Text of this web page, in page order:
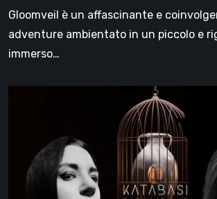
rigoglioso
regno
in
immerso
Gloomveil è un affascinante e
adventure ambientato in un piccolo e
immerso…
Imperatore
Francesca